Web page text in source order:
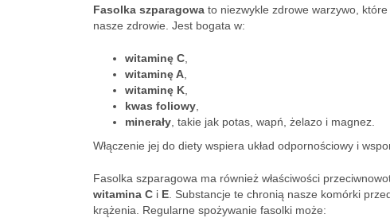
Fasolka szparagowa to niezwykle zdrowe warzywo,
nasze zdrowie. Jest bogata w:
witaminę C
witaminę A
witaminę K
kwas foliowy
minerały , takie jak potas, wapń, żelazo i magnez.
Włączenie jej do diety wspiera układ odpornościowy i
Fasolka szparagowa ma również właściwości
witamina C i E . Substancje te chronią nasze komórki
krążenia. Regularne spożywanie fasolki może: